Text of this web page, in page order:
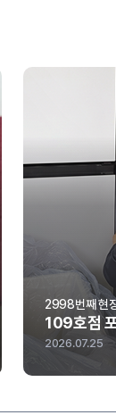
2997번째 현
216호점
2026.07.24